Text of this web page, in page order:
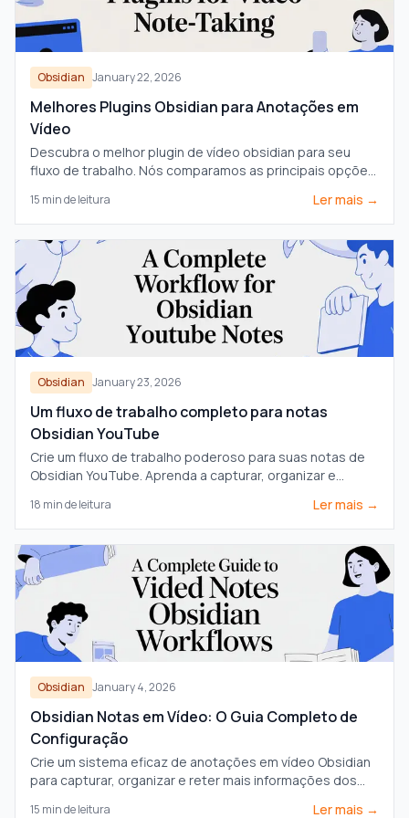
Obsidian January 22, 2026
Melhores Plugins Obsidian para Anotações em
Vídeo
Descubra o melhor plugin de vídeo obsidian para seu
fluxo de trabalho. Nós comparamos as principais opções
YouTube, Udemy e locais.
15 min de leitura Ler mais →
Obsidian January 23, 2026
Um fluxo de trabalho completo para notas
Obsidian YouTube
Crie um fluxo de trabalho poderoso para suas notas de
Obsidian YouTube. Aprenda a capturar, organizar e
lembrar do que você assiste.
18 min de leitura Ler mais →
Obsidian January 4, 2026
Obsidian Notas em Vídeo: O Guia Completo de
Configuração
Crie um sistema eficaz de anotações em vídeo Obsidian
para capturar, organizar e reter mais informações dos
15 min de leitura Ler mais →